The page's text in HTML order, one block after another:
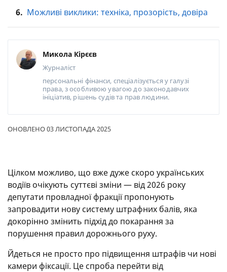
6. Можливі виклики: техніка, прозорість, довіра
Микола Кірєєв
Журналіст
персональні фінанси, спеціалізується у галузі
права, з особливою увагою до законодавчих
ініціатив, рішень судів та прав людини.
ОНОВЛЕНО 03 ЛИСТОПАДА 2025
Цілком можливо, що вже дуже скоро українських
водіїв очікують суттєві зміни — від 2026 року
депутати провладної фракції пропонують
запровадити нову систему штрафних балів, яка
докорінно змінить підхід до покарання за
порушення правил дорожнього руху.
Йдеться не просто про підвищення штрафів чи нові
камери фіксації. Це спроба перейти від